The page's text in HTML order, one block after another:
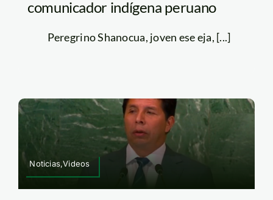
comunicador indígena peruano
Peregrino Shanocua, joven ese eja, [...]
Noticias,Videos